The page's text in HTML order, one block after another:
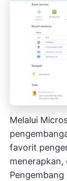
Melalui
favorit
menerapkan,